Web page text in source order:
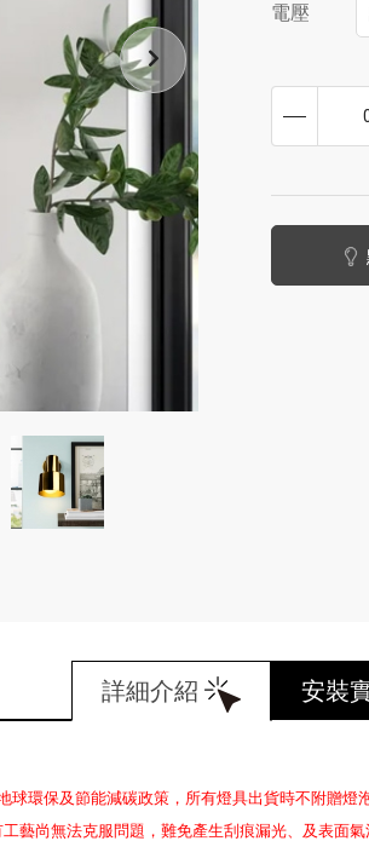
電壓
詳細介紹 安裝
球環保及節能減碳政策，所有燈具出貨時不附贈燈
藝尚無法克服問題，難免產生刮痕漏光、及表面